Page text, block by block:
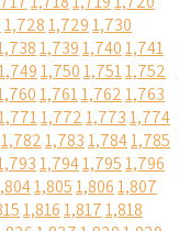
1,7281,7291,730
1,7391,7401,741
1,7501,7511,752
1,7611,7621,763
1,7721,7731,774
1,7821,7831,7841,785
1,7941,7951,796
1,8051,8061,807
1,8161,8171,818